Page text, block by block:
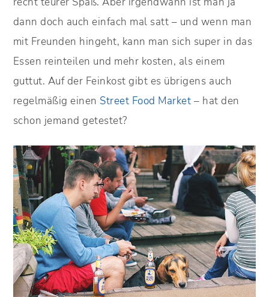
dann doch auch einfach mal satt – und wenn man
mit Freunden hingeht, kann man sich super in das
Essen reinteilen und mehr kosten, als einem
guttut. Auf der Feinkost gibt es übrigens auch
regelmäßig einen Street Food Market – hat den
schon jemand getestet?